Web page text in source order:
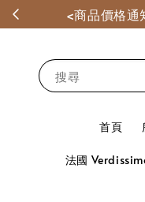
<商品價格通
搜尋
首頁
法國